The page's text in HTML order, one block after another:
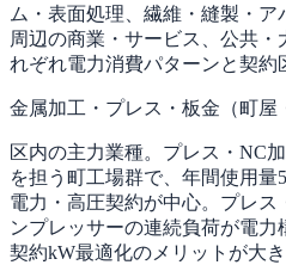
ム・表面処理、繊維・縫製・
周辺の商業・サービス、公共
れぞれ電力消費パターンと契約
金属加工・プレス・板金（町屋
区内の主力業種。プレス・NC
を担う町工場群で、年間使用量
電力・高圧契約が中心。プレス
ンプレッサーの連続負荷が電力
契約kW最適化のメリットが大き